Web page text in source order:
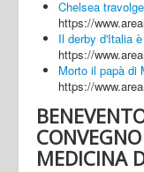
Chelsea
https://
Il derby d'Italia
https://
Morto il papà di
https://
MEDICINA